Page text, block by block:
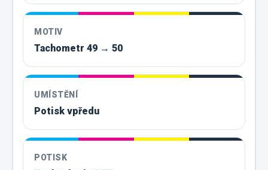
MOTIV
Tachometr 49 → 50
UMÍSTĚNÍ
Potisk vpředu
POTISK